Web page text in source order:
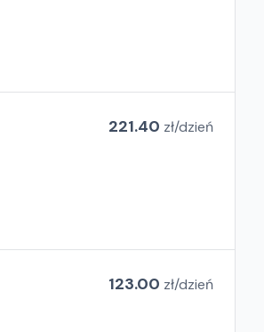
221.40 zł/dzień
123.00 zł/dzień